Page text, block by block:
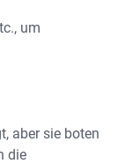
um
aber sie boten
die